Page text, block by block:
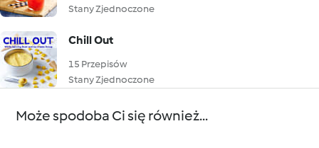
Stany Zjednoczone
Chill Out
15 Przepisów
Stany Zjednoczone
Może spodoba Ci się również...